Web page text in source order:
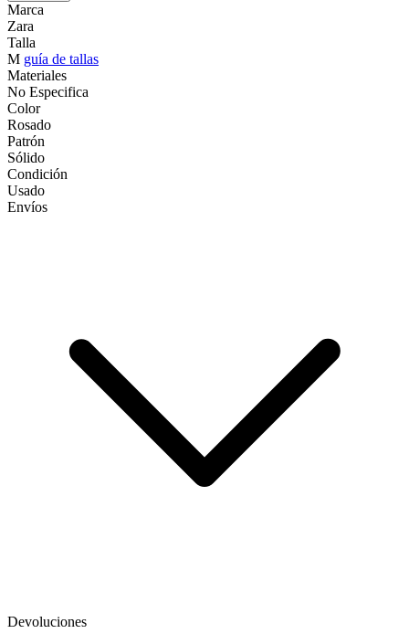
Marca
Zara
Talla
M guía de tallas
Materiales
No Especifica
Color
Rosado
Patrón
Sólido
Condición
Usado
Envíos
Devoluciones